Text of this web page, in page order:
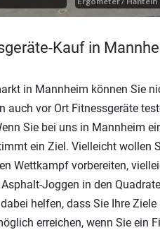
Kauf in
in Mannheim können Sie
auch vor Ort Fitnessgeräte
Sie bei uns in Mannheim
ein Ziel. Vielleicht wollen
Wettkampf vorbereiten,
Joggen in den
helfen, dass Sie Ihre
erreichen, wenn Sie ein